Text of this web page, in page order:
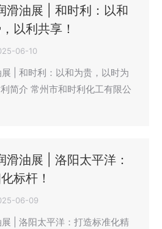
滑油展 | 和时利：以和
以利共享！
06-10
| 和时利：以和为贵，以时为
简介 常州市和时利化工有限公
油展 | 洛阳太平洋：
标杆！
06-09
| 洛阳太平洋：打造标准化精